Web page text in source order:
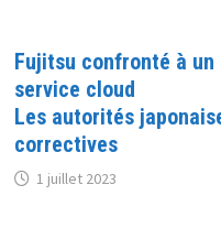
Fujitsu confronté à
service cloud
Les autorités
correctives
1 juillet 2023